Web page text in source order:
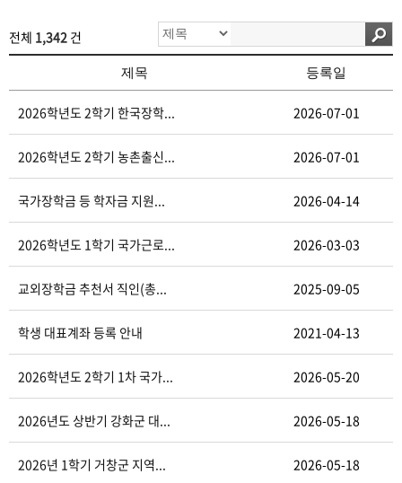
전체 1,342 건
제목 등록일
2026학년도 2학기 한국장학... 2026-07-01
2026학년도 2학기 농촌출신... 2026-07-01
국가장학금 등 학자금 지원... 2026-04-14
2026학년도 1학기 국가근로... 2026-03-03
교외장학금 추천서 직인(총... 2025-09-05
학생 대표계좌 등록 안내 2021-04-13
2026학년도 2학기 1차 국가... 2026-05-20
2026년도 상반기 강화군 대... 2026-05-18
2026년 1학기 거창군 지역... 2026-05-18